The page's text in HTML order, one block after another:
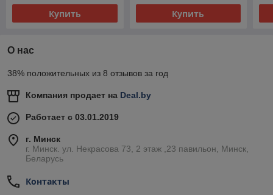
Купить Купить
О нас
38% положительных из 8 отзывов за год
Компания продает на Deal.by
Работает с 03.01.2019
г. Минск
г. Минск. ул. Некрасова 73, 2 этаж ,23 павильон, Минск,
Беларусь
Контакты